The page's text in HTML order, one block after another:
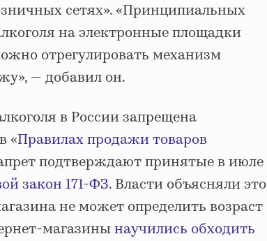
сетях». «Принципиальных
на электронные площадки
отрегулировать механизм
— добавил он.
в России запрещена
«Правилах продажи товаров
подтверждают принятые в июле
закон 171-ФЗ. Власти объясняли это
не может определить возраст
магазинынаучились обходить